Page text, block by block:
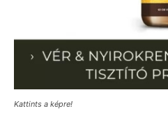
Kattints a képre!